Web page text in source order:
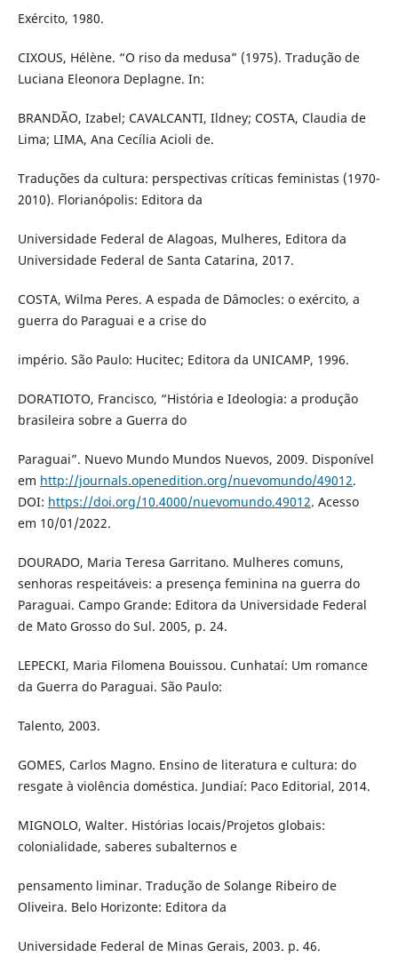
Exército, 1980.
CIXOUS, Hélène. “O riso da medusa” (1975). Tradução de
Luciana Eleonora Deplagne. In:
BRANDÃO, Izabel; CAVALCANTI, Ildney; COSTA, Claudia de
Lima; LIMA, Ana Cecília Acioli de.
Traduções da cultura: perspectivas críticas feministas (1970-
2010). Florianópolis: Editora da
Universidade Federal de Alagoas, Mulheres, Editora da
Universidade Federal de Santa Catarina, 2017.
COSTA, Wilma Peres. A espada de Dâmocles: o exército, a
guerra do Paraguai e a crise do
império. São Paulo: Hucitec; Editora da UNICAMP, 1996.
DORATIOTO, Francisco, “História e Ideologia: a produção
brasileira sobre a Guerra do
Paraguai”. Nuevo Mundo Mundos Nuevos, 2009. Disponível
em http://journals.openedition.org/nuevomundo/49012.
DOI: https://doi.org/10.4000/nuevomundo.49012. Acesso
em 10/01/2022.
DOURADO, Maria Teresa Garritano. Mulheres comuns,
senhoras respeitáveis: a presença feminina na guerra do
Paraguai. Campo Grande: Editora da Universidade Federal
de Mato Grosso do Sul. 2005, p. 24.
LEPECKI, Maria Filomena Bouissou. Cunhataí: Um romance
da Guerra do Paraguai. São Paulo:
Talento, 2003.
GOMES, Carlos Magno. Ensino de literatura e cultura: do
resgate à violência doméstica. Jundiaí: Paco Editorial, 2014.
MIGNOLO, Walter. Histórias locais/Projetos globais:
colonialidade, saberes subalternos e
pensamento liminar. Tradução de Solange Ribeiro de
Oliveira. Belo Horizonte: Editora da
Universidade Federal de Minas Gerais, 2003. p. 46.